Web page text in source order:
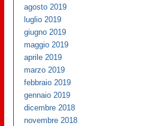
agosto 2019
luglio 2019
giugno 2019
maggio 2019
aprile 2019
marzo 2019
febbraio 2019
gennaio 2019
dicembre 2018
novembre 2018